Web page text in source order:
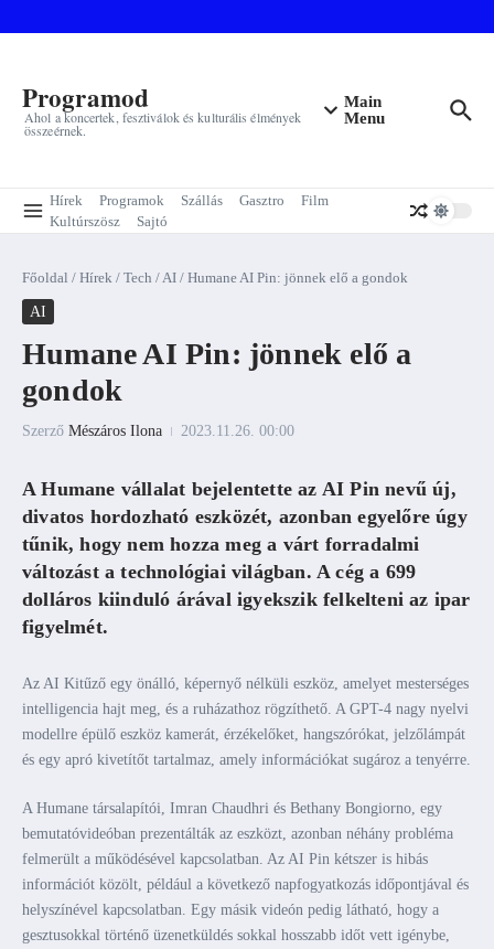
Programod
Ahol a koncertek, fesztiválok és kulturális élmények
összeérnek.
Main
Menu
Hírek Programok Szállás Gasztro
Film
Kultúrszösz
Sajtó
Főoldal / Hírek / Tech /AI / Humane AI Pin: jönnek elő a gondok
AI
Humane AI Pin: jönnek elő a
gondok
Szerző Mészáros Ilona 2023.11.26. 00:00
A Humane vállalat bejelentette az AI Pin nevű új,
divatos hordozható eszközét, azonban egyelőre úgy
tűnik, hogy nem hozza meg a várt forradalmi
változást a technológiai világban. A cég a 699
dolláros kiinduló árával igyekszik felkelteni az ipar
figyelmét.
Az AI Kitűző egy önálló, képernyő nélküli eszköz, amelyet mesterséges
intelligencia hajt meg, és a ruházathoz rögzíthető. A GPT-4 nagy nyelvi
modellre épülő eszköz kamerát, érzékelőket, hangszórókat, jelzőlámpát
és egy apró kivetítőt tartalmaz, amely információkat sugároz a tenyérre.
A Humane társalapítói, Imran Chaudhri és Bethany Bongiorno, egy
bemutatóvideóban prezentálták az eszközt, azonban néhány probléma
felmerült a működésével kapcsolatban. Az AI Pin kétszer is hibás
információt közölt, például a következő napfogyatkozás időpontjával és
helyszínével kapcsolatban. Egy másik videón pedig látható, hogy a
gesztusokkal történő üzenetküldés sokkal hosszabb időt vett igénybe,